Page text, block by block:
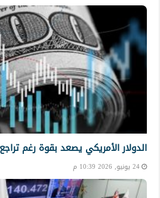
الدولار الأمريكي يصعد بقوة رغم
24 يونيو, 2026 10:39 م